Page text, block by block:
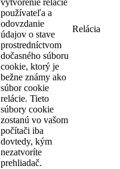
vytvorenie relácie
používateľa a
odovzdanie
údajov o stave
prostredníctvom
dočasného súboru
cookie, ktorý je
bežne známy ako
súbor cookie
relácie. Tieto
súbory cookie
zostanú vo vašom
počítači iba
dovtedy, kým
nezatvoríte
prehliadač.
Relácia